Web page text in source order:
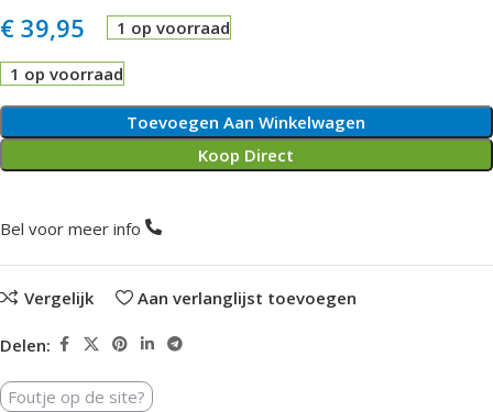
€ 39,95 1 op voorraad
1 op voorraad
Toevoegen Aan Winkelwagen
Koop Direct
Bel voor meer info
Vergelijk Aan verlanglijst toevoegen
Delen:
Foutje op de site?